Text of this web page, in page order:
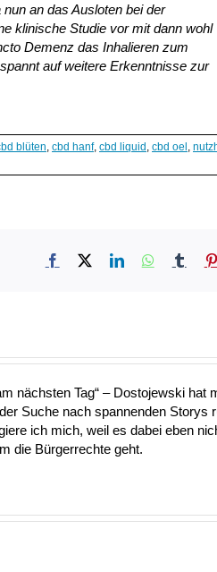
an das Ausloten bei der
klinische Studie vor mit dann wohl
Demenz das Inhalieren zum
auf weitere Erkenntnisse zur
blüten, cbd hanf, cbd liquid, cbd oel,
Facebook
X LinkedInWhatsApp
nächsten Tag“ – Dostojewski hat
Suche nach spannenden Storys
ich mich, weil es dabei eben
die Bürgerrechte geht.